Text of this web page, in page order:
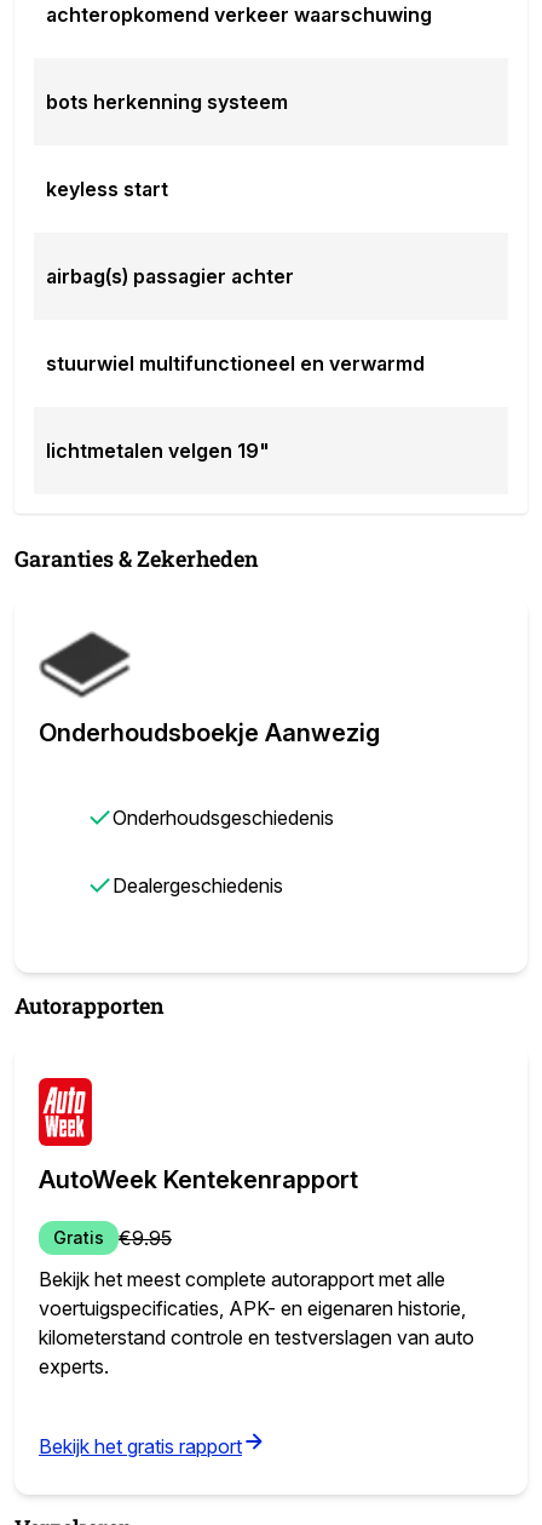
achteropkomend verkeer waarschuwing
bots herkenning systeem
keyless start
airbag(s) passagier achter
stuurwiel multifunctioneel en verwarmd
lichtmetalen velgen 19"
Garanties & Zekerheden
Onderhoudsboekje Aanwezig
✓Onderhoudsgeschiedenis
✓Dealergeschiedenis
Autorapporten
AutoWeek Kentekenrapport
Gratis €9.95
Bekijk het meest complete autorapport met alle
voertuigspecificaties, APK- en eigenaren historie,
kilometerstand controle en testverslagen van auto
experts.
Bekijk het gratis rapport